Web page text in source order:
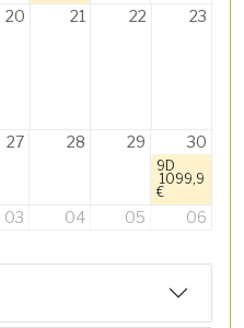
20 21 22 23
27 28 29 30
9D
1099,9
€
03 04 05 06